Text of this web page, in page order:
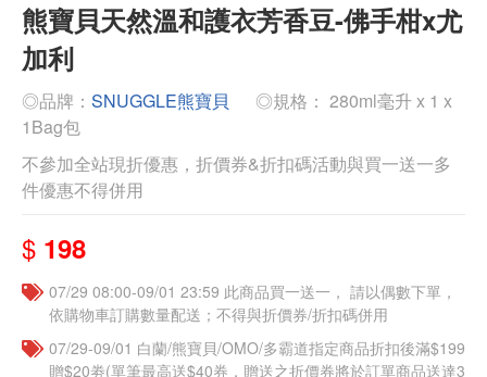
熊寶貝天然溫和護衣芳香豆-佛手柑x尤
加利
◎品牌： SNUGGLE熊寶貝
◎規格： 280ml毫升 x 1 x
1Bag包
不參加全站現折優惠，折價券&折扣碼活動與買一送一多
件優惠不得併用
$ 198
07/29 08:00-09/01 23:59 此商品買一送一， 請以偶數下單，
依購物車訂購數量配送；不得與折價券/折扣碼併用
07/29-09/01 白蘭/熊寶貝/OMO/多霸道指定商品折扣後滿$199
贈$20劵(單筆最高送$40券，贈送之折價券將於訂單商品送達3